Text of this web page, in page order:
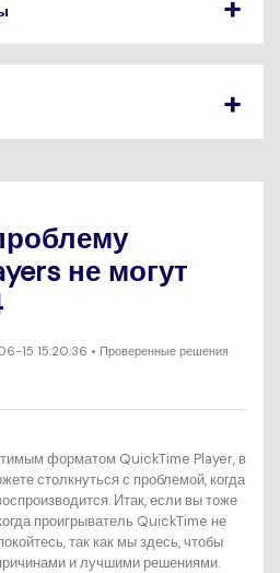
не могут
15 15:20:36 • Проверенные решения
форматом QuickTime Player, в
столкнуться с проблемой, когда
Итак, если вы тоже
проигрыватель QuickTime не
так как мы здесь, чтобы
и лучшими решениями.